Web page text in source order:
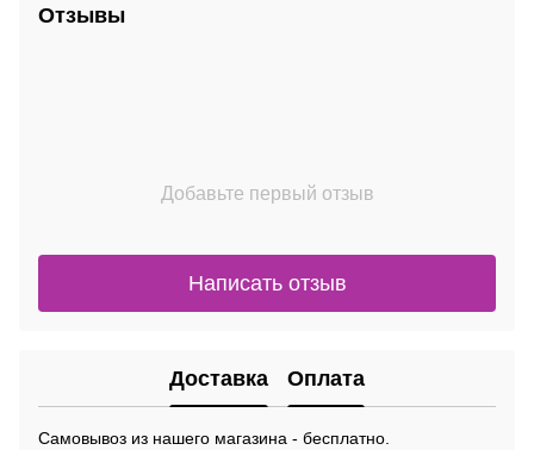
Отзывы
Добавьте первый отзыв
Написать отзыв
Доставка Оплата
Самовывоз из нашего магазина - бесплатно.